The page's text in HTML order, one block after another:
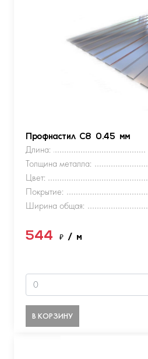
Профнастил С8 0.45 мм
Длина:
Толщина металла:
Цвет:
Покрытие:
Ширина общая:
544 ₽ / м
В КОРЗИНУ